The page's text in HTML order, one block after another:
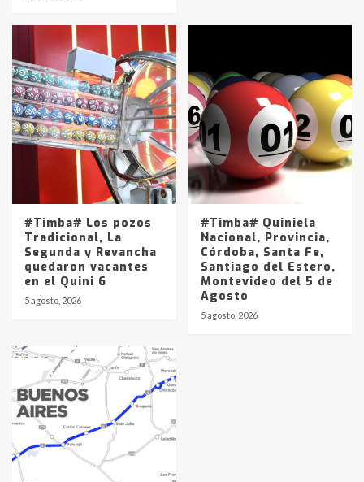
#Timba# Los pozos
Tradicional, La
Segunda y Revancha
quedaron vacantes
en el Quini 6
5 agosto, 2026
#Timba# Quiniela
Nacional, Provincia,
Córdoba, Santa Fe,
Santiago del Estero,
Montevideo del 5 de
Agosto
5 agosto, 2026